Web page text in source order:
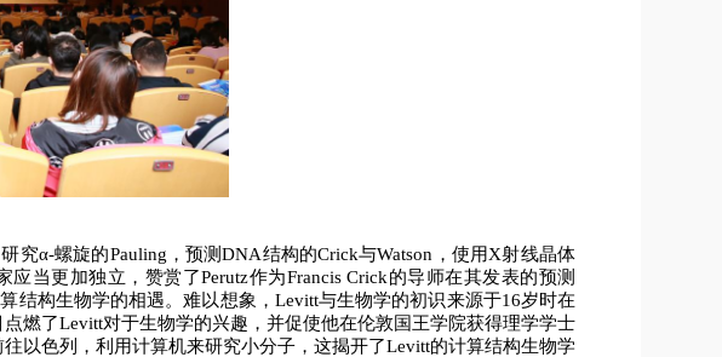
α-螺旋的Pauling，预测DNA结构的Crick与Watson，使用X射线晶体
当更加独立，赞赏了Perutz作为Francis Crick的导师在其发表的预测
结构生物学的相遇。难以想象，Levitt与生物学的初识来源于16岁时在
燃了Levitt对于生物学的兴趣，并促使他在伦敦国王学院获得理学学士
以色列，利用计算机来研究小分子，这揭开了Levitt的计算结构生物学